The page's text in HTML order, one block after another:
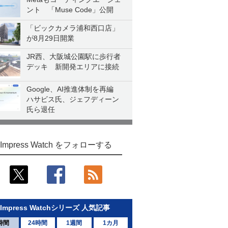
ント 「Muse Code」公開
「ビックカメラ浦和西口店」
が8月29日開業
JR西、大阪城公園駅に歩行者
デッキ 新開発エリアに接続
Google、AI推進体制を再編
ハサビス氏、ジェフディーン
氏ら退任
Impress Watch をフォローする
Impress Watchシリーズ 人気記事
間 24時間 1週間 1カ月